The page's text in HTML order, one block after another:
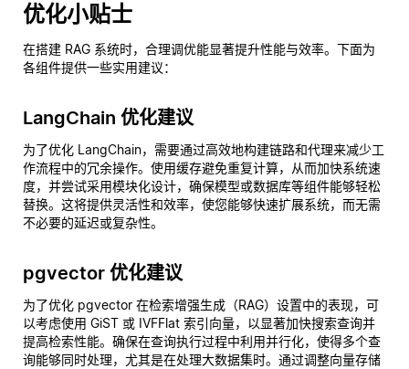
优化小贴士
在搭建 RAG 系统时，合理调优能显著提升性能与效率。下面为
各组件提供一些实用建议：
LangChain 优化建议
为了优化 LangChain，需要通过高效地构建链路和代理来减少工
作流程中的冗余操作。使用缓存避免重复计算，从而加快系统速
度，并尝试采用模块化设计，确保模型或数据库等组件能够轻松
替换。这将提供灵活性和效率，使您能够快速扩展系统，而无需
不必要的延迟或复杂性。
pgvector 优化建议
为了优化 pgvector 在检索增强生成（RAG）设置中的表现，可
以考虑使用 GiST 或 IVFFlat 索引向量，以显著加快搜索查询并
提高检索性能。确保在查询执行过程中利用并行化，使得多个查
询能够同时处理，尤其是在处理大数据集时。通过调整向量存储